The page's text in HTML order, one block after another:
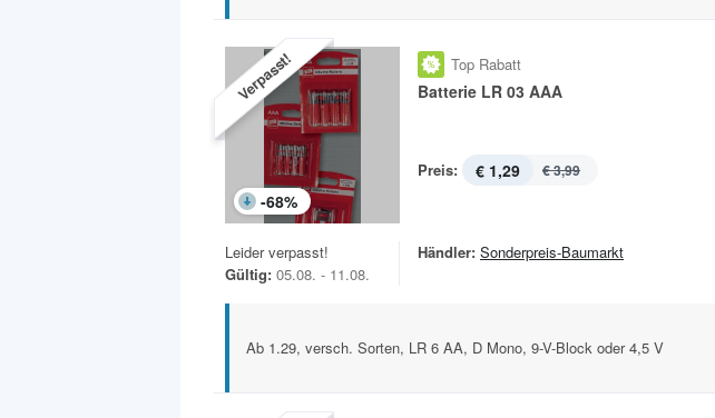
Verpasst!
-68%
Top Rabatt
Batterie LR 03 AAA
Preis: € 1,29 € 3,99
Leider verpasst!
Gültig: 05.08. - 11.08.
Händler: Sonderpreis-Baumarkt
Ab 1.29, versch. Sorten, LR 6 AA, D Mono, 9-V-Block oder 4,5 V